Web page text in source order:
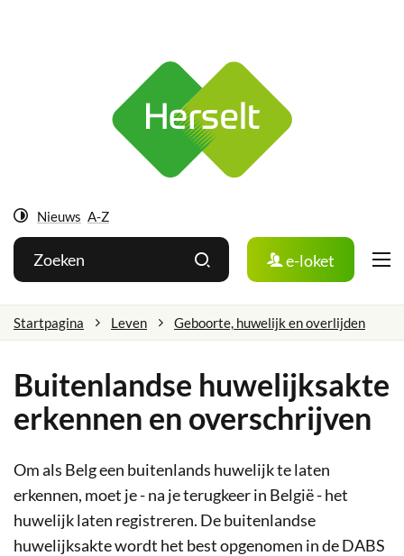
Hoog
contrast
Nieuws A-Z
Wat
zoek
e-loket
Startpagina Leven Geboorte, huwelijk en overlijden
Buitenlandse huwelijksakte
erkennen en overschrijven
Om als Belg een buitenlands huwelijk te laten
erkennen, moet je - na je terugkeer in België - het
huwelijk laten registreren. De buitenlandse
huwelijksakte wordt het best opgenomen in de DABS